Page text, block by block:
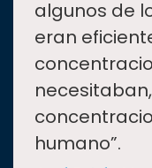
algunos de
eran
humano”.